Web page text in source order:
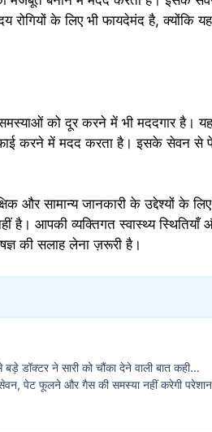
रोगियों के लिए भी फायदेमंद है, क्योंकि
को दूर करने में भी मददगार है। यह
करने में मदद करता है। इसके सेवन
और सामान्य जानकारी के उद्देश्यों के
है। आपकी व्यक्तिगत स्वास्थ्य
की सलाह लेना ज़रूरी है।
डॉक्टर ने सारी को चौंका देने वाली बात कही…
पेट फूलने और गैस की समस्या नहीं करेगी